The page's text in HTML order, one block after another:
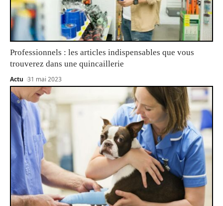
Professionnels : les articles indispensables que vous
trouverez dans une quincaillerie
Actu 31 mai 2023